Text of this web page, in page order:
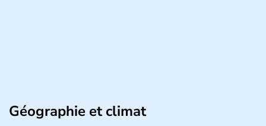
Géographie et climat